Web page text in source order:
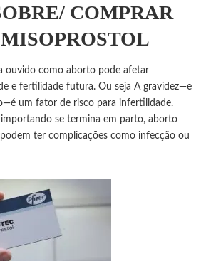
COMPRAR
ouvido como aborto pode afetar
e fertilidade futura. Ou seja A gravidez—e
um fator de risco para infertilidade.
importando se termina em parto, aborto
ter complicações como infecção ou